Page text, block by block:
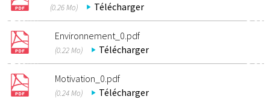
(0.26 Mo) Télécharger
Environnement_0.pdf
(0.22 Mo) Télécharger
Motivation_0.pdf
(0.24 Mo) Télécharger